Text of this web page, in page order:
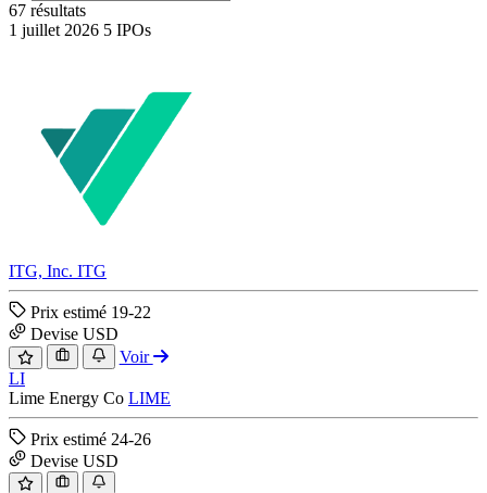
67 résultats
1 juillet 2026 5 IPOs
ITG, Inc. ITG
Prix estimé 19-22
Devise USD
Voir
LI
Lime Energy Co LIME
Prix estimé 24-26
Devise USD